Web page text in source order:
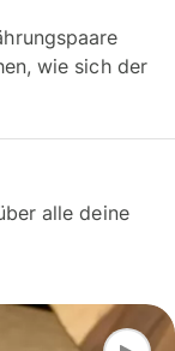
wie sich der
alle deine